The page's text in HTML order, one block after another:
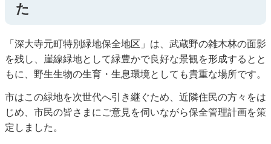
た
「深大寺元町特別緑地保全地区」は、武蔵野の雑木林の面影
を残し、崖線緑地として緑豊かで良好な景観を形成するとと
もに、野生生物の生育・生息環境としても貴重な場所です。
市はこの緑地を次世代へ引き継ぐため、近隣住民の方々をは
じめ、市民の皆さまにご意見を伺いながら保全管理計画を策
定しました。